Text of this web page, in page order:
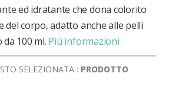
ed idratante che dona colorito
del corpo, adatto anche alle pelli
100 ml. Più informazioni
SELEZIONATA : PRODOTTO